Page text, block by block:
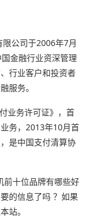
公司于2006年7月
金融行业资深管理
行业客户和投资者
服务。
业务许可证》，首
务，2013年10月首
是中国支付清算协
前十位品牌有哪些好
的信息了吗 ？如果
站。